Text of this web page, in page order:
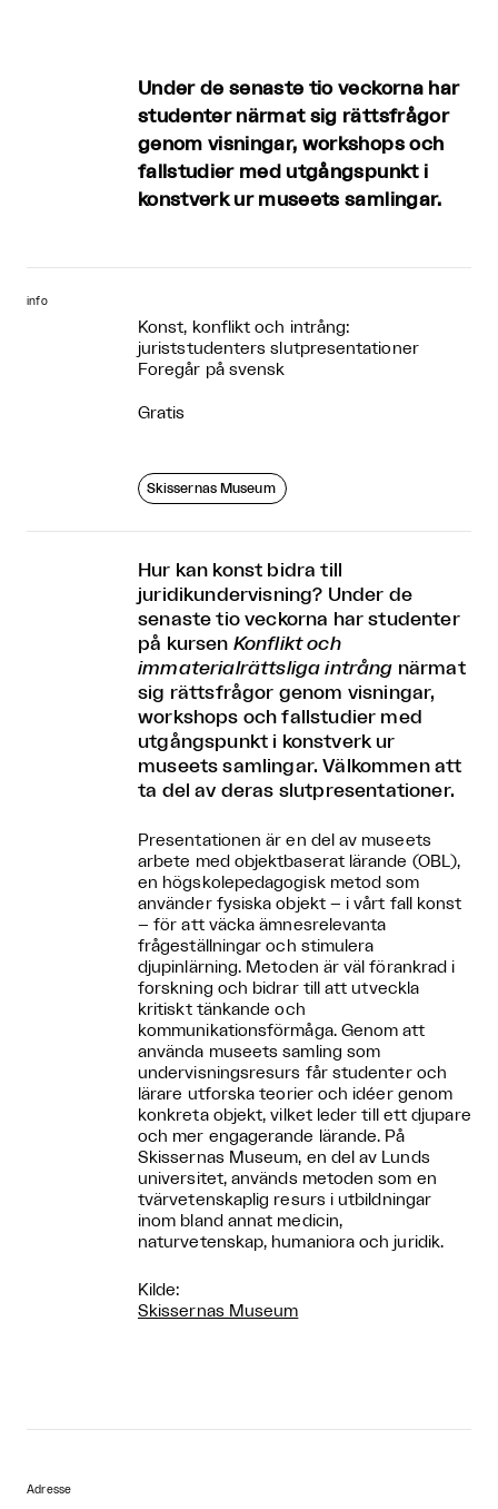
Under de senaste tio veckorna har
studenter närmat sig rättsfrågor
genom visningar, workshops och
fallstudier med utgångspunkt i
konstverk ur museets samlingar.
info
Konst, konflikt och intrång:
juriststudenters slutpresentationer
Foregår på svensk
Gratis
Skissernas Museum
Hur kan konst bidra till
juridikundervisning? Under de
senaste tio veckorna har studenter
på kursen Konflikt och
immaterialrättsliga intrång närmat
sig rättsfrågor genom visningar,
workshops och fallstudier med
utgångspunkt i konstverk ur
museets samlingar. Välkommen att
ta del av deras slutpresentationer.
Presentationen är en del av museets
arbete med objektbaserat lärande (OBL),
en högskolepedagogisk metod som
använder fysiska objekt – i vårt fall konst
– för att väcka ämnesrelevanta
frågeställningar och stimulera
djupinlärning. Metoden är väl förankrad i
forskning och bidrar till att utveckla
kritiskt tänkande och
kommunikationsförmåga. Genom att
använda museets samling som
undervisningsresurs får studenter och
lärare utforska teorier och idéer genom
konkreta objekt, vilket leder till ett djupare
och mer engagerande lärande. På
Skissernas Museum, en del av Lunds
universitet, används metoden som en
tvärvetenskaplig resurs i utbildningar
inom bland annat medicin,
naturvetenskap, humaniora och juridik.
Kilde:
Skissernas Museum
Adresse